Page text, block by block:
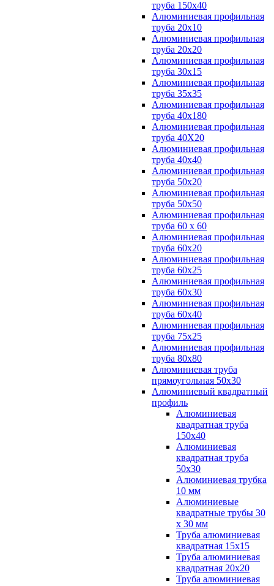
труба 150х40
Алюминиевая профильная
труба 20х10
Алюминиевая профильная
труба 20х20
Алюминиевая профильная
труба 30х15
Алюминиевая профильная
труба 35х35
Алюминиевая профильная
труба 40х180
Алюминиевая профильная
труба 40Х20
Алюминиевая профильная
труба 40х40
Алюминиевая профильная
труба 50х20
Алюминиевая профильная
труба 50х50
Алюминиевая профильная
труба 60 х 60
Алюминиевая профильная
труба 60х20
Алюминиевая профильная
труба 60х25
Алюминиевая профильная
труба 60х30
Алюминиевая профильная
труба 60х40
Алюминиевая профильная
труба 75х25
Алюминиевая профильная
труба 80х80
Алюминиевая труба
прямоугольная 50х30
Алюминиевый квадратный
профиль
Алюминиевая
квадратная труба
150х40
Алюминиевая
квадратная труба
50х30
Алюминиевая трубка
10 мм
Алюминиевые
квадратные трубы 30
х 30 мм
Труба алюминиевая
квадратная 15х15
Труба алюминиевая
квадратная 20х20
Труба алюминиевая